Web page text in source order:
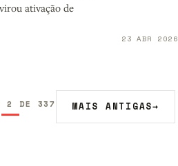
ativação de
23 ABR 2026
2 DE 337 MAIS ANTIGAS→